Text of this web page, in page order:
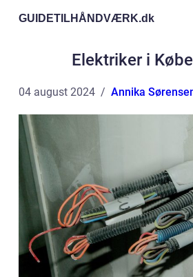
GUIDETILHÅNDVÆRK.dk
Elektriker i
04 august 2024 Annika